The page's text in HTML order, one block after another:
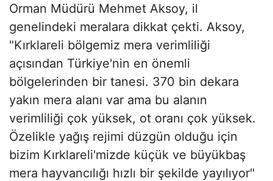
Orman Müdürü Mehmet Aksoy, il
genelindeki meralara dikkat çekti. Aksoy,
"Kırklareli bölgemiz mera verimliliği
açısından Türkiye'nin en önemli
bölgelerinden bir tanesi. 370 bin dekara
yakın mera alanı var ama bu alanın
verimliliği çok yüksek, ot oranı çok yüksek.
Özelikle yağış rejimi düzgün olduğu için
bizim Kırklareli'mizde küçük ve büyükbaş
mera hayvancılığı hızlı bir şekilde yayılıyor"